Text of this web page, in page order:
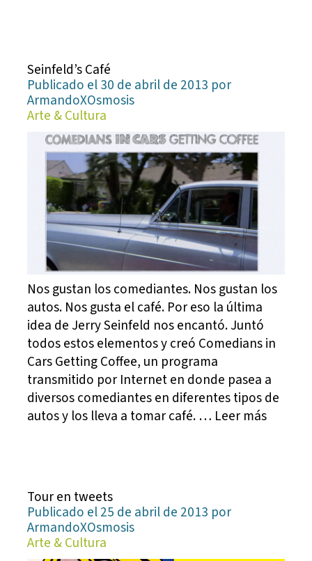
Seinfeld’s Café
Publicado el 30 de abril de 2013 por
ArmandoXOsmosis
Arte & Cultura
Nos gustan los comediantes. Nos gustan los
autos. Nos gusta el café. Por eso la última
idea de Jerry Seinfeld nos encantó. Juntó
todos estos elementos y creó Comedians in
Cars Getting Coffee, un programa
transmitido por Internet en donde pasea a
diversos comediantes en diferentes tipos de
autos y los lleva a tomar café. … Leer más
Tour en tweets
Publicado el 25 de abril de 2013 por
ArmandoXOsmosis
Arte & Cultura